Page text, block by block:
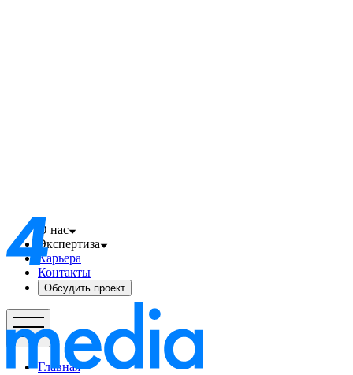
О нас
Экспертиза
Карьера
Контакты
Обсудить проект
Главная